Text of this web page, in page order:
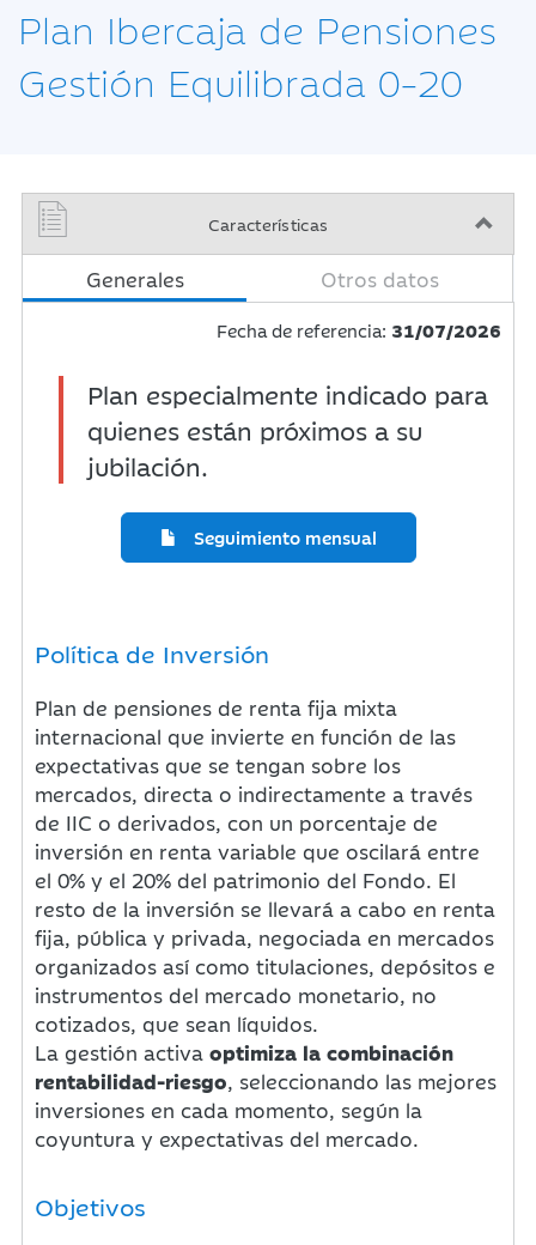
Plan Ibercaja de Pensiones
Gestión Equilibrada 0-20
Características
Generales Otros datos
Fecha de referencia: 31/07/2026
Plan especialmente indicado para
quienes están próximos a su
jubilación.
Seguimiento mensual
Política de Inversión
Plan de pensiones de renta fija mixta
internacional que invierte en función de las
expectativas que se tengan sobre los
mercados, directa o indirectamente a través
de IIC o derivados, con un porcentaje de
inversión en renta variable que oscilará entre
el 0% y el 20% del patrimonio del Fondo. El
resto de la inversión se llevará a cabo en renta
fija, pública y privada, negociada en mercados
organizados así como titulaciones, depósitos e
instrumentos del mercado monetario, no
cotizados, que sean líquidos.
La gestión activaoptimiza la combinación
rentabilidad-riesgo, seleccionando las mejores
inversiones en cada momento, según la
coyuntura y expectativas del mercado.
Objetivos